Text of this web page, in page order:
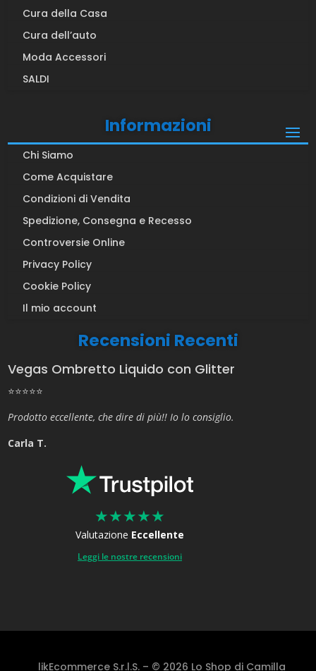
Cura della Casa
Cura dell’auto
Moda Accessori
SALDI
Informazioni
Chi Siamo
Come Acquistare
Condizioni di Vendita
Spedizione, Consegna e Recesso
Controversie Online
Privacy Policy
Cookie Policy
Il mio account
Recensioni Recenti
Vegas Ombretto Liquido con Glitter
⭐⭐⭐⭐⭐
Prodotto eccellente, che dire di più!! Io lo consiglio.
Carla T.
★★★★★
Valutazione Eccellente
Leggi le nostre recensioni
likEcommerce S.r.l.S. – © 2026 Lo Shop di Camilla